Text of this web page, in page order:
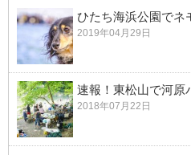
ひたち海浜公園でネ
2019年04月29日
速報！東松山で河原
2018年07月22日